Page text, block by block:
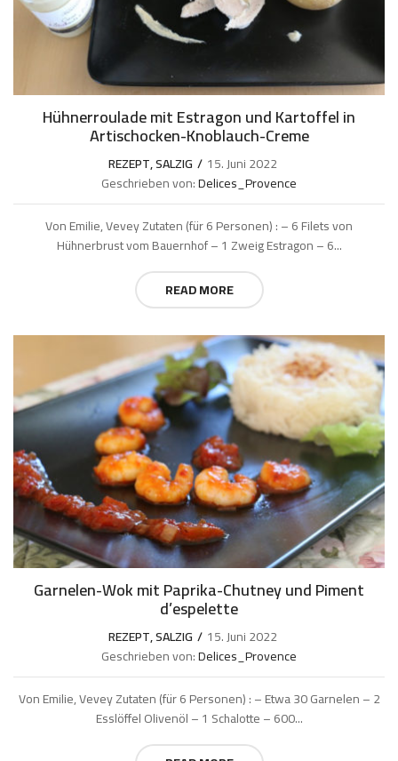
Hühnerroulade mit Estragon und Kartoffel in
Artischocken-Knoblauch-Creme
REZEPT,SALZIG
15. Juni 2022
Geschrieben von:Delices_Provence
Von Emilie, Vevey Zutaten (für 6 Personen) : – 6 Filets von
Hühnerbrust vom Bauernhof – 1 Zweig Estragon – 6...
READ MORE
Garnelen-Wok mit Paprika-Chutney und Piment
d’espelette
REZEPT,SALZIG
15. Juni 2022
Geschrieben von:Delices_Provence
Von Emilie, Vevey Zutaten (für 6 Personen) : – Etwa 30 Garnelen – 2
Esslöffel Olivenöl – 1 Schalotte – 600...